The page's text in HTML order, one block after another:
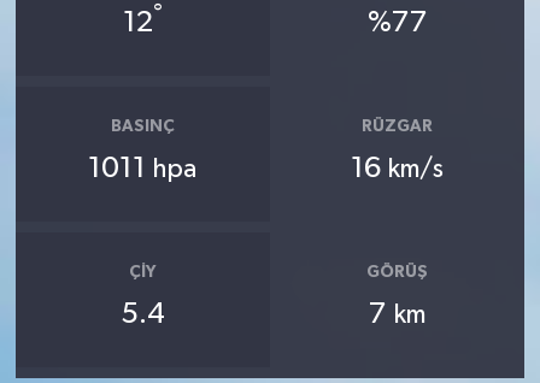
12° %77
BASINÇ
1011 hpa
RÜZGAR
16 km/s
ÇIY
5.4
GÖRÜŞ
7 km